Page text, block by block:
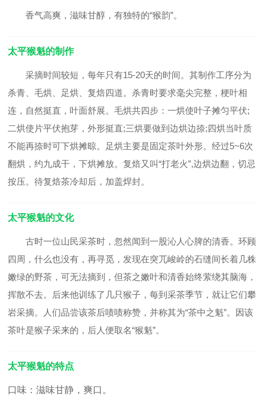
香气高爽，滋味甘醇，有独特的“猴韵”。
太平猴魁的制作
采摘时间较短，每年只有15-20天的时间。其制作工序分为
杀青、毛烘、足烘、复焙四道。杀青时要求毫尖完整，梗叶相
连，自然挺直，叶面舒展。毛烘共四步：一烘使叶子摊匀平伏;
二烘使片平伏抱芽，外形挺直;三烘要做到边烘边捺;四烘当叶质
不能再捺时可下烘摊晾。足烘主要是固定茶叶外形。经过5~6次
翻烘，约九成干，下烘摊放。复焙又叫“打老火”,边烘边翻，切忌
按压。待复焙茶冷却后，加盖焊封。
太平猴魁的文化
古时一位山民采茶时，忽然闻到一股沁人心脾的清香。环顾
四周，什么也没有，再寻觅，发现在突兀峻岭的石缝间长着几株
嫩绿的野茶，可无法摘到，但茶之嫩叶和清香始终萦绕其脑海，
挥散不去。后来他训练了几只猴子，每到采茶季节，就让它们攀
岩采摘。人们品尝该茶后啧啧称赞，并称其为“茶中之魁”。因该
茶叶是猴子采来的，后人便取名“猴魁”。
太平猴魁的特点
口味：滋味甘静，爽口。